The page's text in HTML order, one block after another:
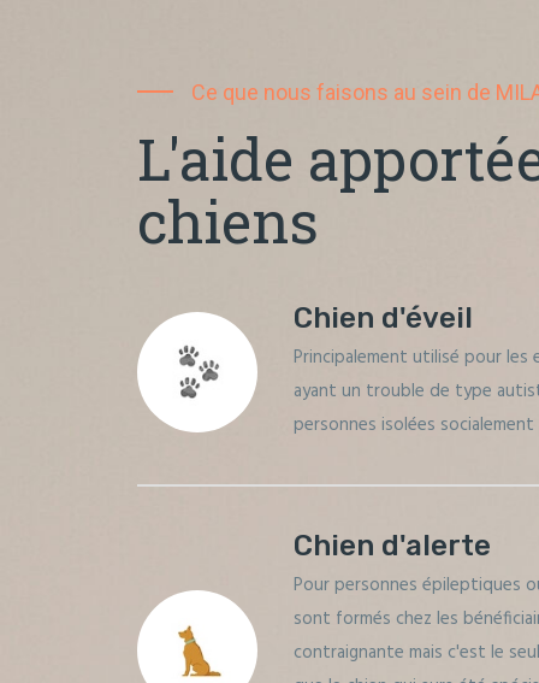
Ce que nous faisons au sein de
L'aide
chiens
Chien d'éveil
Principalement utilisé pour les
ayant un trouble de type
personnes isolées
Chien d'alerte
Pour personnes épileptiques
sont formés chez les
contraignante mais c'est le